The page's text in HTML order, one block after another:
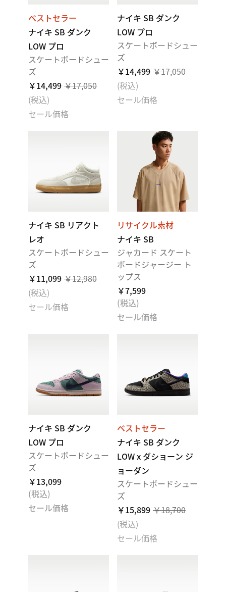
ベストセラー
ナイキ SB ダンク
LOW プロ
スケートボードシュー
ズ
￥14,499 ￥17,050
(税込)
セール価格
ナイキ SB ダンク
LOW プロ
スケートボードシュー
ズ
￥14,499 ￥17,050
(税込)
セール価格
ナイキ SB リアクト
レオ
スケートボードシュー
ズ
￥11,099 ￥12,980
(税込)
セール価格
リサイクル素材
ナイキ SB
ジャカード スケート
ボードジャージー ト
ップス
￥7,599
(税込)
セール価格
ナイキ SB ダンク
LOW プロ
スケートボードシュー
ズ
￥13,099
(税込)
セール価格
ベストセラー
ナイキ SB ダンク
LOW x ダショーン ジ
ョーダン
スケートボードシュー
ズ
￥15,899 ￥18,700
(税込)
セール価格